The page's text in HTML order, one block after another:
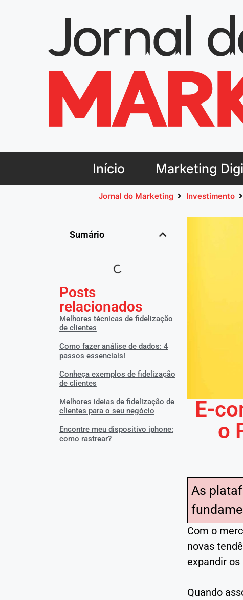
Início Marketing
Jornal do Marketing Investimento
Sumário
Posts
relacionados
Melhores técnicas de fidelização
de clientes
Como fazer análise de dados: 4
passos essenciais!
Conheça exemplos de fidelização
de clientes
Melhores ideias de fidelização de
clientes para o seu negócio
Encontre meu dispositivo iphone:
como rastrear?
E-
o
As
Com o
novas
expandir
Quando